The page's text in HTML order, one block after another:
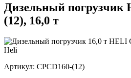
Дизельный погрузчик
(12), 16,0 т
Heli
Артикул: CPCD160-(12)